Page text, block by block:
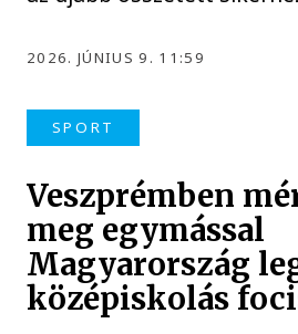
2026. JÚNIUS 9. 11:59
SPORT
Veszprémben
meg egymással
Magyarország
középiskolás